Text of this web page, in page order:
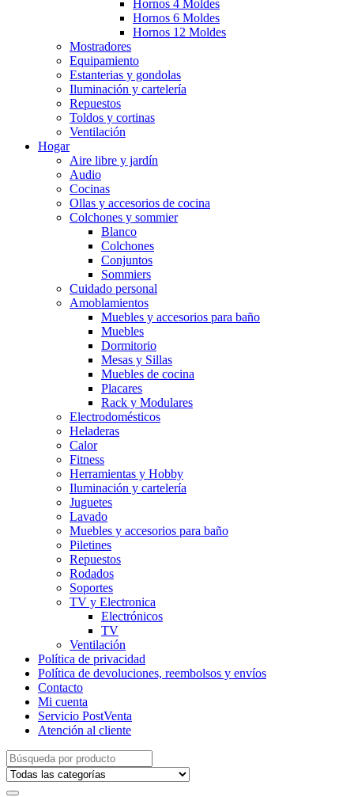
Hornos 4 Moldes
Hornos 6 Moldes
Hornos 12 Moldes
Mostradores
Equipamiento
Estanterias y gondolas
Iluminación y cartelería
Repuestos
Toldos y cortinas
Ventilación
Hogar
Aire libre y jardín
Audio
Cocinas
Ollas y accesorios de cocina
Colchones y sommier
Blanco
Colchones
Conjuntos
Sommiers
Cuidado personal
Amoblamientos
Muebles y accesorios para baño
Muebles
Dormitorio
Mesas y Sillas
Muebles de cocina
Placares
Rack y Modulares
Electrodomésticos
Heladeras
Calor
Fitness
Herramientas y Hobby
Iluminación y cartelería
Juguetes
Lavado
Muebles y accesorios para baño
Piletines
Repuestos
Rodados
Soportes
TV y Electronica
Electrónicos
TV
Ventilación
Política de privacidad
Política de devoluciones, reembolsos y envíos
Contacto
Mi cuenta
Servicio PostVenta
Atención al cliente
Search
for: